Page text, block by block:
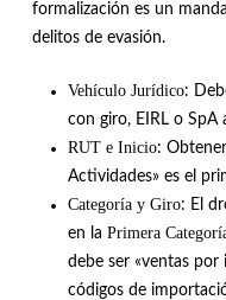
formalización es un
delitos de evasión.
Vehículo Jurídico:
con giro, EIRL o SpA
RUT e Inicio:
Actividades» es el
Categoría y Giro: El
en la Primera
debe ser «ventas
códigos de